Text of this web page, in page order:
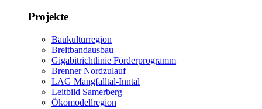
Projekte
Baukulturregion
Breitbandausbau
Gigabitrichtlinie Förderprogramm
Brenner Nordzulauf
LAG Mangfalltal-Inntal
Leitbild Samerberg
Ökomodellregion